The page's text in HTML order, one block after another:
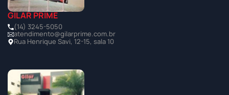
GILAR PRIME
(14) 3245-5050
atendimento@gilarprime.com.br
Rua Henrique Savi, 12-15, sala 10